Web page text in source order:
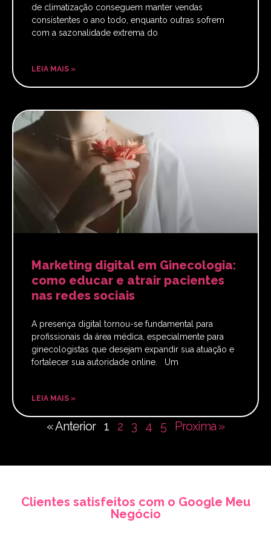
de climatização conseguem manter vendas
consistentes o ano todo, enquanto outras sofrem
com a sazonalidade extrema do
LEIA MAIS »
Marketing digital em Ginecologia:
como educar e atrair pacientes
nas redes sociais
A presença digital tornou-se fundamental para
profissionais da área médica, especialmente para
ginecologistas que desejam expandir sua atuação e
fortalecer sua autoridade online. Um
LEIA MAIS »
« Anterior 1 2 3 4 5 Proxima »
Clientes satisfeitos com o Google Meu
Negócio